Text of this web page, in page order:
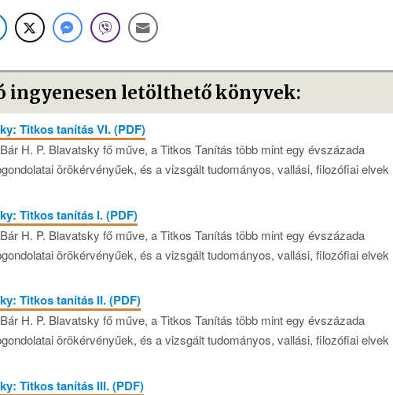
ingyenesen letölthető könyvek:
Titkos tanítás VI. (PDF)
H. P. Blavatsky fő műve, a Titkos Tanítás több mint egy évszázada
örökérvényűek, és a vizsgált tudományos, vallási, filozófiai elvek
Titkos tanítás I. (PDF)
H. P. Blavatsky fő műve, a Titkos Tanítás több mint egy évszázada
örökérvényűek, és a vizsgált tudományos, vallási, filozófiai elvek
Titkos tanítás II. (PDF)
H. P. Blavatsky fő műve, a Titkos Tanítás több mint egy évszázada
örökérvényűek, és a vizsgált tudományos, vallási, filozófiai elvek
Titkos tanítás III. (PDF)